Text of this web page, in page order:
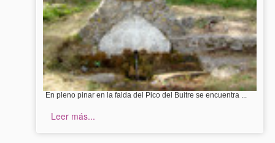
En pleno pinar en la falda del Pico del Buitre se encuentra ...
Leer más...